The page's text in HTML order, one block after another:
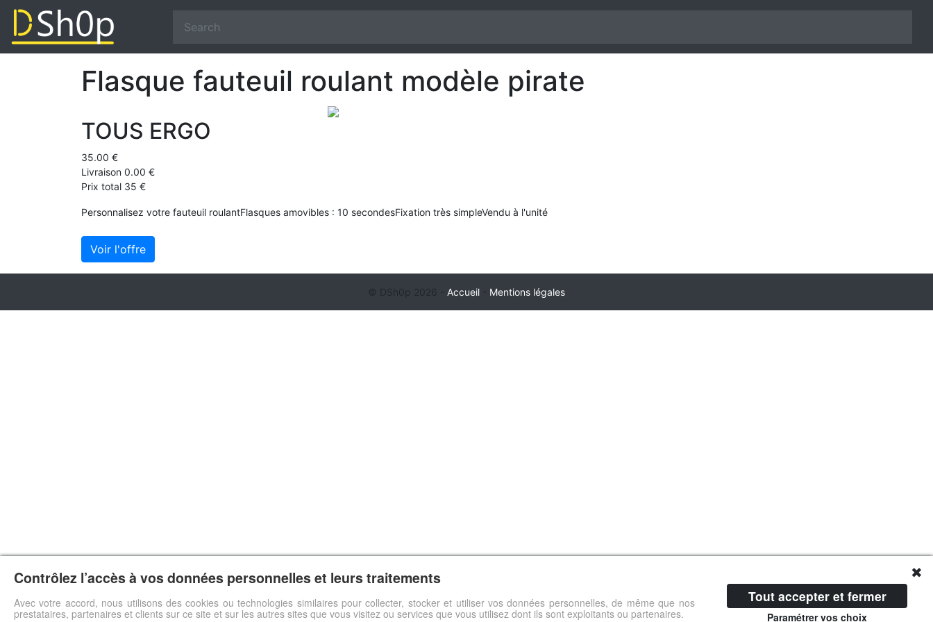
Flasque fauteuil roulant modèle pirate
TOUS ERGO
35.00 €
Livraison 0.00 €
Prix total 35 €
Personnalisez votre fauteuil roulantFlasques amovibles : 10 secondesFixation très simpleVendu à l'unité
Voir l'offre
© DSh0p 2026 - Accueil Mentions légales
✖
Contrôlez l’accès à vos données personnelles et leurs traitements
Avec votre accord, nous utilisons des cookies ou technologies similaires pour collecter, stocker et utiliser vos données personnelles, de même que nos
prestataires, partenaires et clients sur ce site et sur les autres sites que vous visitez ou services que vous utilisez dont ils sont exploitants ou partenaires.
Tout accepter et fermer
Paramétrer vos choix